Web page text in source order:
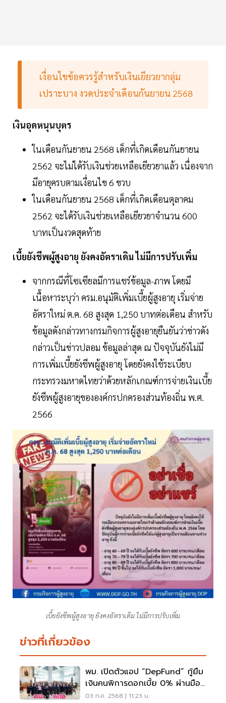
เงื่อนไขข้อควรรู้สำหรับเงินเยียวยากลุ่ม
เปราะบาง งวดประจำเดือนกันยายน 2568
เงินอุดหนุนบุตร
ในเดือนกันยายน 2568 เด็กที่เกิดเดือนกันยายน
2562 จะไม่ได้รับเงินช่วยเหลือเยียวยาแล้ว เนื่องจาก
มีอายุครบตามเงื่อนไข 6 ขวบ
ในเดือนกันยายน 2568 เด็กที่เกิดเดือนตุลาคม
2562 จะได้รับเงินช่วยเหลือเยียวยาจำนวน 600
บาทเป็นงวดสุดท้าย
เบี้ยยังชีพผู้สูงอายุ ยังคงอัตราเดิม ไม่มีการปรับเพิ่ม
จากกรณีที่โซเซียลมีการแชร์ข้อมูล-ภาพ โดยมี
เนื้อหาระบุว่า ครม.อนุมัติเพิ่มเบี้ยผู้สูงอายุ เริ่มจ่าย
อัตราใหม่ ต.ค. 68 สูงสุด 1,250 บาทต่อเดือน สำหรับ
ข้อมูลดังกล่าวทางกรมกิจการผู้สูงอายุยืนยันว่าข่าวดัง
กล่าวเป็นข่าวปลอม ข้อมูลล่าสุด ณ ปัจจุบันยังไม่มี
การเพิ่มเบี้ยยังชีพผู้สูงอายุ โดยยังคงใช้ระเบียบ
กระทรวงมหาดไทยว่าด้วยหลักเกณฑ์การจ่ายเงินเบี้ย
ยังชีพผู้สูงอายุขององค์กรปกครองส่วนท้องถิ่น พ.ศ.
2566
เบี้ยยังชีพผู้สูงอายุ ยังคงอัตราเดิม ไม่มีการปรับเพิ่ม
ข่าวที่เกี่ยวข้อง
พม. เปิดตัวแอป “DepFund” กู้ยืม
เงินคนพิการดอกเบี้ย 0% ผ่านมือ
ถือ
03 ก.ค. 2568 | 11:23 น.